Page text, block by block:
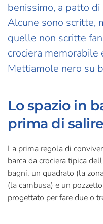
benissimo, a patto
Alcune sono scritte,
quelle non scritte
crociera
Mettiamole nero su
Lo spazio in
prima di salire
La prima regola di
barca da crociera tipica
bagni, un quadrato (la
(la cambusa) e un
progettato per fare due o